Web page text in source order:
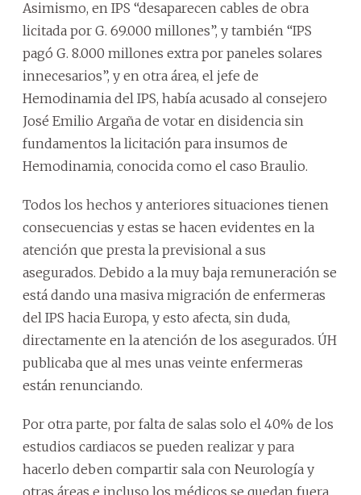
Asimismo, en IPS “desaparecen cables de obra
licitada por G. 69.000 millones”, y también “IPS
pagó G. 8.000 millones extra por paneles solares
innecesarios”, y en otra área, el jefe de
Hemodinamia del IPS, había acusado al consejero
José Emilio Argaña de votar en disidencia sin
fundamentos la licitación para insumos de
Hemodinamia, conocida como el caso Braulio.
Todos los hechos y anteriores situaciones tienen
consecuencias y estas se hacen evidentes en la
atención que presta la previsional a sus
asegurados. Debido a la muy baja remuneración se
está dando una masiva migración de enfermeras
del IPS hacia Europa, y esto afecta, sin duda,
directamente en la atención de los asegurados. ÚH
publicaba que al mes unas veinte enfermeras
están renunciando.
Por otra parte, por falta de salas solo el 40% de los
estudios cardiacos se pueden realizar y para
hacerlo deben compartir sala con Neurología y
otras áreas e incluso los médicos se quedan fuera